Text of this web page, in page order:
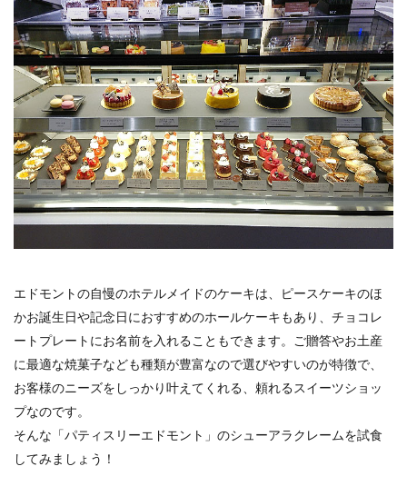
エドモントの自慢のホテルメイドのケーキは、ピースケーキのほ
かお誕生日や記念日におすすめのホールケーキもあり、チョコレ
ートプレートにお名前を入れることもできます。ご贈答やお土産
に最適な焼菓子なども種類が豊富なので選びやすいのが特徴で、
お客様のニーズをしっかり叶えてくれる、頼れるスイーツショッ
プなのです。
そんな「パティスリーエドモント」のシューアラクレームを試食
してみましょう！